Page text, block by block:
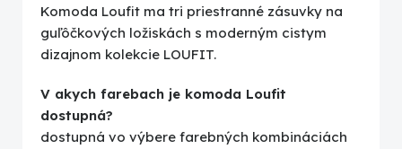
Komoda Loufit ma tri priestranné zásuvky na
guľôčkových ložiskách s moderným cistym
dizajnom kolekcie LOUFIT.
V akych farebach je komoda Loufit
dostupná?
dostupná vo výbere farebných kombináciách